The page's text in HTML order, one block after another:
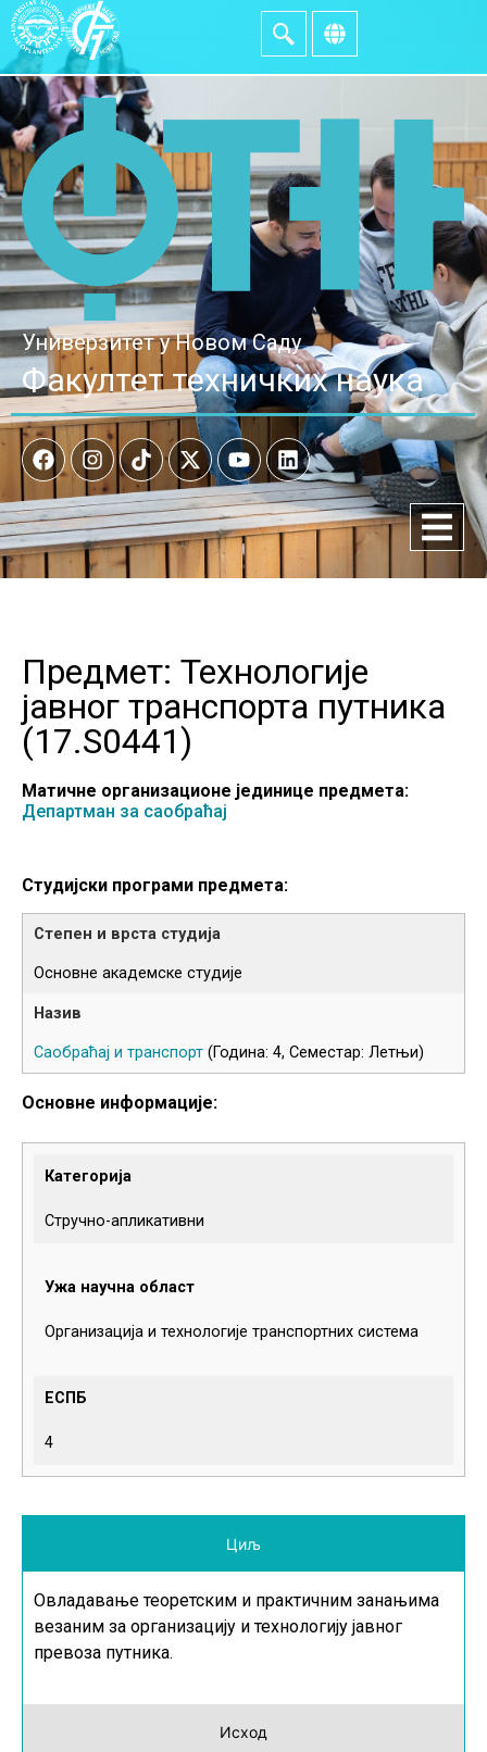
Универзитет у Новом Саду
Факултет техничких наука
Предмет: Технологије
јавног транспорта путника
(17.S0441)
Матичне организационе јединице предмета:
Департман за саобраћај
Студијски програми предмета:
Основне академске студије
Саобраћај и транспорт (Година: 4, Семестар: Летњи)
Основне информације:
Категорија
Стручно-апликативни
Ужа научна област
Организација и технологије транспортних система
ЕСПБ
4
Циљ
Исход
Овладавање теоретским и практичним занањима
везаним за организацију и технологију јавног
превоза путника.